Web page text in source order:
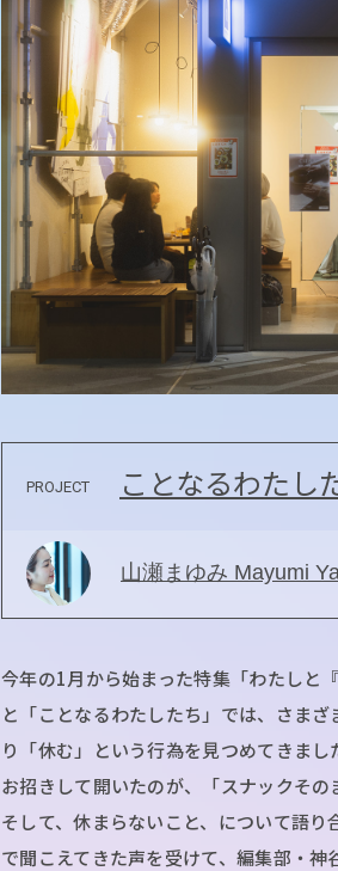
PROJECT ことなるわたし
山瀬まゆみ Mayumi
今年の1月から始まった特集「わたしと
と「ことなるわたしたち」では、さま
り「休む」という行為を見つめてきま
お招きして開いたのが、「スナックその
そして、休まらないこと、について語
で聞こえてきた声を受けて、編集部・神